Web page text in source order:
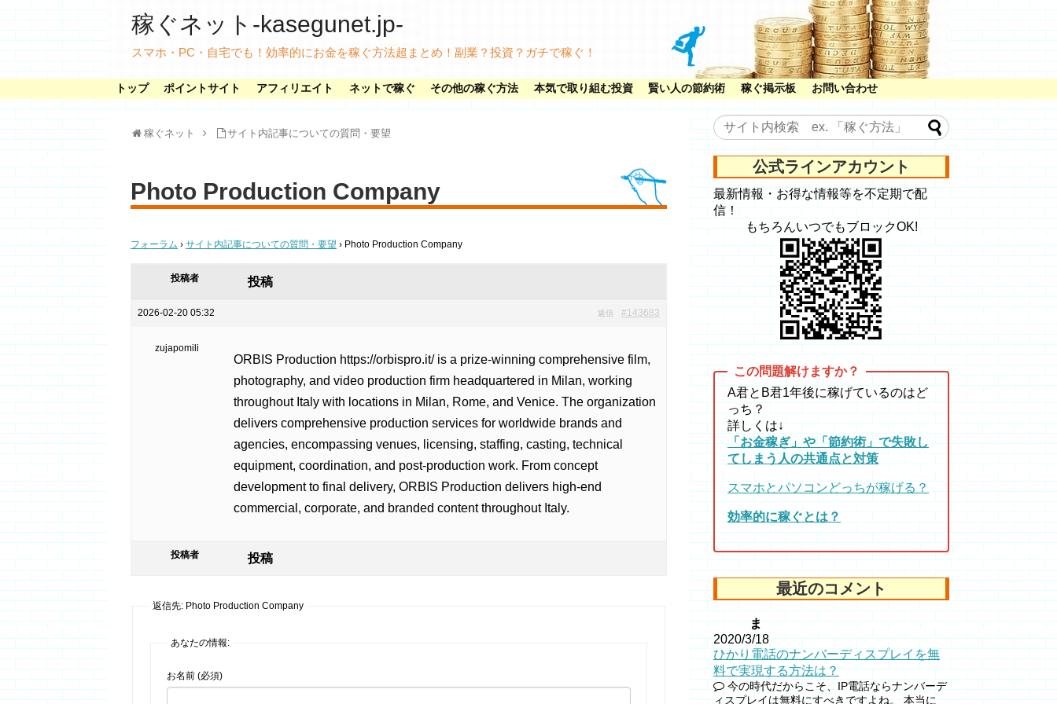
稼ぐネット-kasegunet.jp-
スマホ・PC・自宅でも！効率的にお金を稼ぐ方法超まとめ！副業？投資？ガチで稼ぐ！
トップ ポイントサイト アフィリエイト ネットで稼ぐ その他の稼ぐ方法 本気で取り組む投資 賢い人の節約術 稼ぐ掲示板 お問い合わせ
稼ぐネット サイト内記事についての質問・要望
Photo Production Company
フォーラム › サイト内記事についての質問・要望 › Photo Production Company
投稿者 投稿
2026-02-20 05:32 #143683
返信
zujapomili
ORBIS Production https://orbispro.it/ is a prize-winning comprehensive film,
photography, and video production firm headquartered in Milan, working
throughout Italy with locations in Milan, Rome, and Venice. The organization
delivers comprehensive production services for worldwide brands and
agencies, encompassing venues, licensing, staffing, casting, technical
equipment, coordination, and post-production work. From concept
development to final delivery, ORBIS Production delivers high-end
commercial, corporate, and branded content throughout Italy.
投稿者 投稿
返信先: Photo Production Company
あなたの情報:
お名前 (必須)
公式ラインアカウント
最新情報・お得な情報等を不定期で配
信！
もちろんいつでもブロックOK!
A君とB君1年後に稼げているのはど
っち？
詳しくは↓
「お金稼ぎ」や「節約術」で失敗し
てしまう人の共通点と対策
スマホとパソコンどっちが稼げる？
効率的に稼ぐとは？
最近のコメント
ま
2020/3/18
ひかり電話のナンバーディスプレイを無
料で実現する方法は？
今の時代だからこそ、IP電話ならナンバーデ
ィスプレイは無料にすべきですよね。 本当に